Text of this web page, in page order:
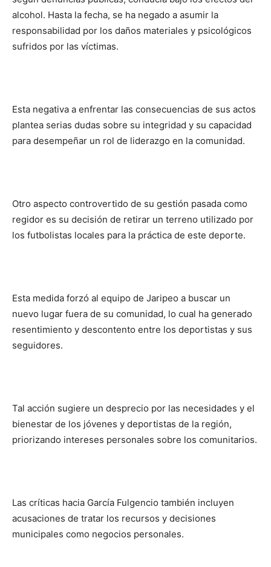
alcohol. Hasta la fecha, se ha negado a asumir la
responsabilidad por los daños materiales y psicológicos
sufridos por las víctimas.
Esta negativa a enfrentar las consecuencias de sus actos
plantea serias dudas sobre su integridad y su capacidad
para desempeñar un rol de liderazgo en la comunidad.
Otro aspecto controvertido de su gestión pasada como
regidor es su decisión de retirar un terreno utilizado por
los futbolistas locales para la práctica de este deporte.
Esta medida forzó al equipo de Jaripeo a buscar un
nuevo lugar fuera de su comunidad, lo cual ha generado
resentimiento y descontento entre los deportistas y sus
seguidores.
Tal acción sugiere un desprecio por las necesidades y el
bienestar de los jóvenes y deportistas de la región,
priorizando intereses personales sobre los comunitarios.
Las críticas hacia García Fulgencio también incluyen
acusaciones de tratar los recursos y decisiones
municipales como negocios personales.